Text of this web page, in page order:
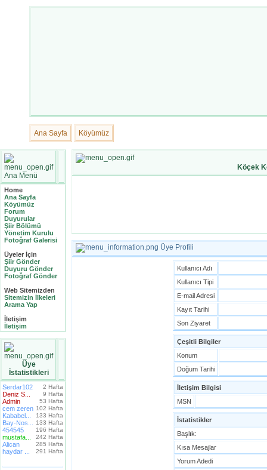
Ana Sayfa Köyümüz
Ana Menü
Home
Ana Sayfa
Köyümüz
Forum
Duyurular
Şiir Bölümü
Yönetim Kurulu
Fotoğraf Galerisi
Üyeler İçin
Şiir Gönder
Duyuru Gönder
Fotoğraf Gönder
Web Sitemizden
Sitemizin İlkeleri
Arama Yap
İletişim
İletişim
Üye
İstatistikleri
Serdar102 2 Hafta
Deniz S... 9 Hafta
Admin 53 Hafta
cem zeren 102 Hafta
Kababel... 133 Hafta
Bay-Nos... 133 Hafta
454545 196 Hafta
mustafa... 242 Hafta
Alican 285 Hafta
haydar ... 291 Hafta
Köçek
Üye Profili
Kullanıcı Adı
Kullanıcı Tipi
E-mail Adresi
Kayıt Tarihi
Son Ziyaret
Çeşitli Bilgiler
Konum
Doğum Tarihi
İletişim Bilgisi
MSN
İstatistikler
Başlık:
Kısa Mesajlar
Yorum Adedi